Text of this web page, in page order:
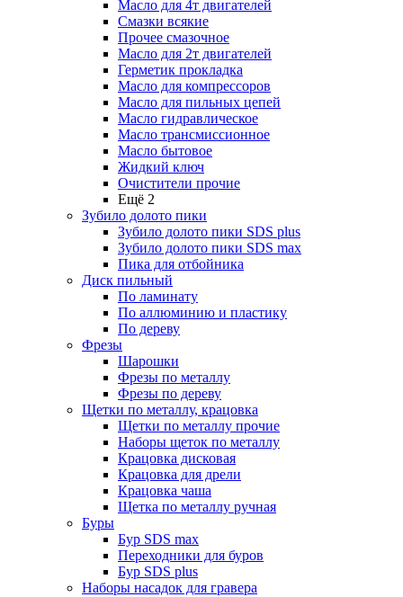
Масло для 4т двигателей
Смазки всякие
Прочее смазочное
Масло для 2т двигателей
Герметик прокладка
Масло для компрессоров
Масло для пильных цепей
Масло гидравлическое
Масло трансмиссионное
Масло бытовое
Жидкий ключ
Очистители прочие
Ещё 2
Зубило долото пики
Зубило долото пики SDS plus
Зубило долото пики SDS max
Пика для отбойника
Диск пильный
По ламинату
По аллюминию и пластику
По дереву
Фрезы
Шарошки
Фрезы по металлу
Фрезы по дереву
Щетки по металлу, крацовка
Щетки по металлу прочие
Наборы щеток по металлу
Крацовка дисковая
Крацовка для дрели
Крацовка чаша
Щетка по металлу ручная
Буры
Бур SDS max
Переходники для буров
Бур SDS plus
Наборы насадок для гравера